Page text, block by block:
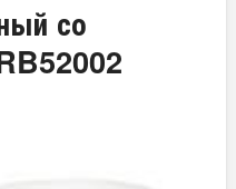
со